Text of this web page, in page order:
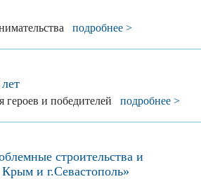
подробнее >
героев и победителей подробнее >
строительства и
и г.Севастополь»